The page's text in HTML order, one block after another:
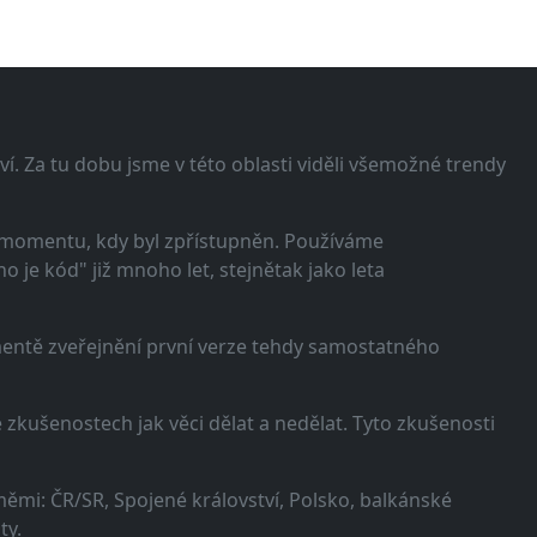
Za tu dobu jsme v této oblasti viděli všemožné trendy
kdy byl zpřístupněn. Používáme
je kód" již mnoho let, stejnětak jako leta
zveřejnění první verze tehdy samostatného
jak věci dělat a nedělat. Tyto zkušenosti
ČR/SR, Spojené království, Polsko, balkánské